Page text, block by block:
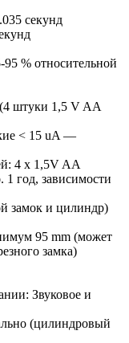
секунд
% относительной
штуки 1,5 V AA
< 15 uA —
4 x 1,5V AA
год, зависимости
замок и цилиндр)
95 mm (может
замка)
Звуковое и
(цилиндровый